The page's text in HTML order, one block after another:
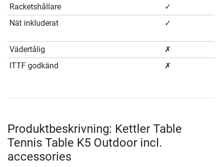
Racketshållare
✓
Nät inkluderat
✓
Vädertålig
✗
ITTF godkänd
✗
Produktbeskrivning: Kettler Table
Tennis Table K5 Outdoor incl.
accessories